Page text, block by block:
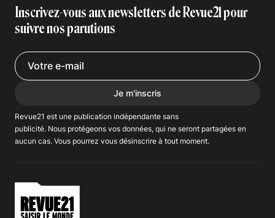
Inscrivez-vous aux newsletters de Revue21 pour
suivre nos parutions
Je m'inscris
Revue21 est une publication indépendante sans
publicité. Nous protégeons vos données, qui ne seront partagées en
aucun cas. Vous pourrez vous désinscrire à tout moment.